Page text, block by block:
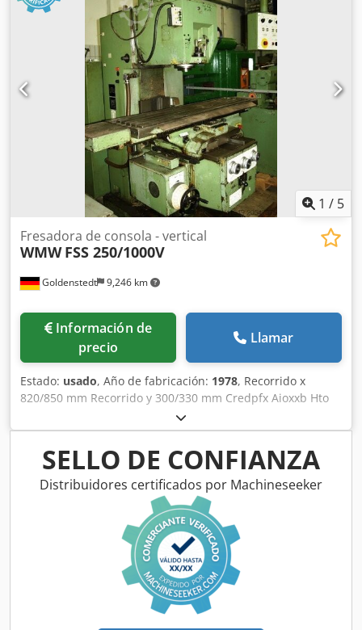
1 / 5
Goldenstedt 9,246 km
Fresadora de consola - vertical
WMW FSS 250/1000V
Información de
precio
Llamar
Estado: usado, Año de fabricación: 1978, Recorrido x
820/850 mm Recorrido y 300/330 mm Credpfx Aioxxb Hto
Asf Recorrido z 485/505 mm Peso de la máquina aprox. 1,8
t Dimensiones aproximadas 1670 x 1620 x 2500 mm
Detalles técnicos véanse en las imágenes
SELLO DE CONFIANZA
Distribuidores certificados por Machineseeker